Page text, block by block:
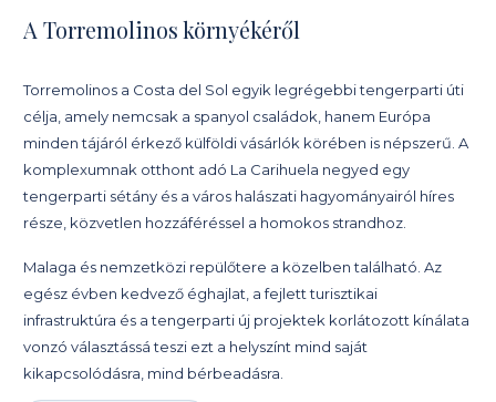
A Torremolinos környékéről
Torremolinos a Costa del Sol egyik legrégebbi tengerparti úti
célja, amely nemcsak a spanyol családok, hanem Európa
minden tájáról érkező külföldi vásárlók körében is népszerű. A
komplexumnak otthont adó La Carihuela negyed egy
tengerparti sétány és a város halászati ​​hagyományairól híres
része, közvetlen hozzáféréssel a homokos strandhoz.
Malaga és nemzetközi repülőtere a közelben található. Az
egész évben kedvező éghajlat, a fejlett turisztikai
infrastruktúra és a tengerparti új projektek korlátozott kínálata
vonzó választássá teszi ezt a helyszínt mind saját
kikapcsolódásra, mind bérbeadásra.